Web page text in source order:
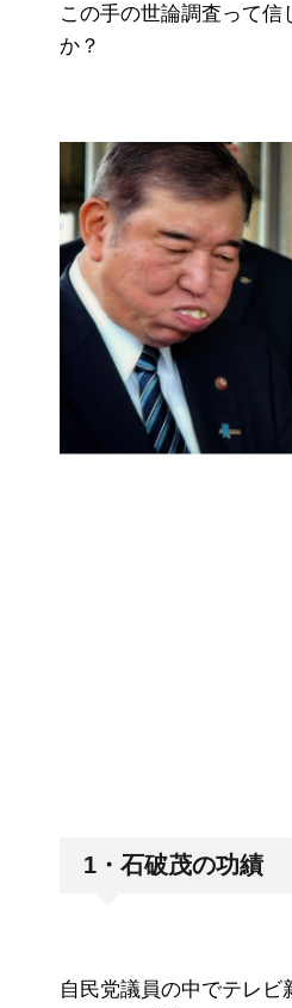
この手の世論調査って信
か？
1・石破茂の功績
自民党議員の中でテレビ